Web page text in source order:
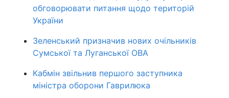
обговорювати питання щодо територій
України
Зеленський призначив нових очільників
Сумської та Луганської ОВА
Кабмін звільнив першого заступника
міністра оборони Гаврилюка